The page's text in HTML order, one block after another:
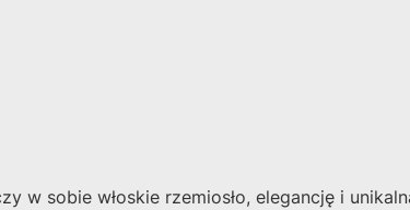
w sobie włoskie rzemiosło, elegancję i